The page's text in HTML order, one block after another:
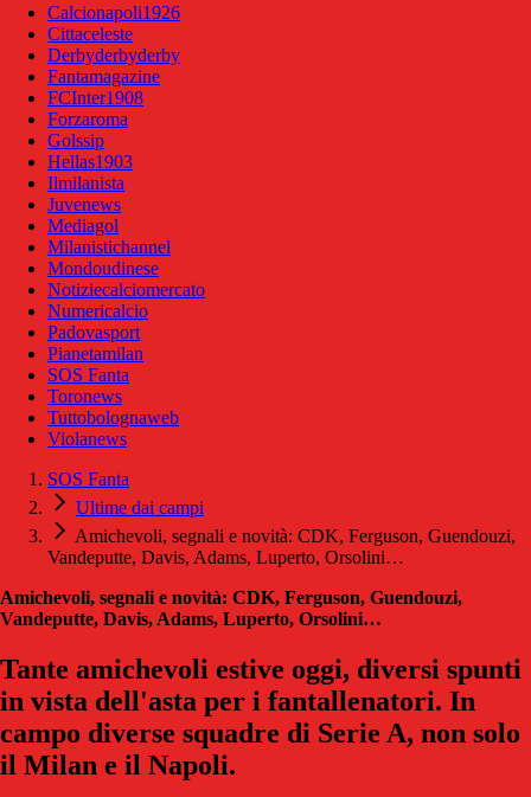
Calcionapoli1926
Cittaceleste
Derbyderbyderby
Fantamagazine
FCInter1908
Forzaroma
Golssip
Hellas1903
Ilmilanista
Juvenews
Mediagol
Milanistichannel
Mondoudinese
Notiziecalciomercato
Numericalcio
Padovasport
Pianetamilan
SOS Fanta
Toronews
Tuttobolognaweb
Violanews
SOS Fanta
Ultime dai campi
Amichevoli, segnali e novità: CDK, Ferguson, Guendouzi,
Vandeputte, Davis, Adams, Luperto, Orsolini…
Amichevoli, segnali e novità: CDK, Ferguson, Guendouzi,
Vandeputte, Davis, Adams, Luperto, Orsolini…
Tante amichevoli estive oggi, diversi spunti
in vista dell'asta per i fantallenatori. In
campo diverse squadre di Serie A, non solo
il Milan e il Napoli.